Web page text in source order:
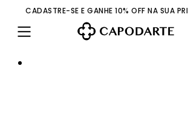
CADASTRE-SE E GANHE 10% OFF NA SUA